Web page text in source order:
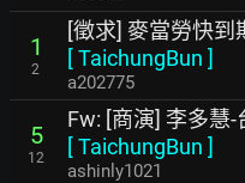
1
2
[徵求] 麥當勞快到
[TaichungBun ]
a202775
5
12
Fw: [商演] 李多慧
[TaichungBun ]
ashinly1021